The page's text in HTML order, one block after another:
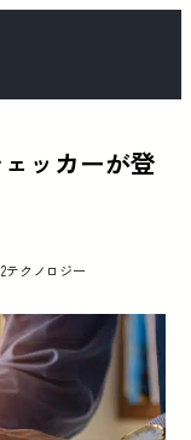
ッカーが登
テクノロジー